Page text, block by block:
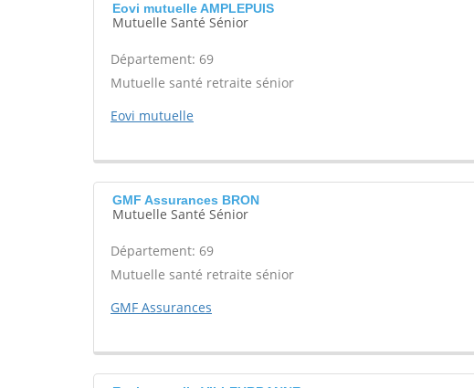
Eovi mutuelle AMPLEPUIS
Mutuelle Santé Sénior
Département: 69
Mutuelle santé retraite sénior
Eovi mutuelle
GMF Assurances BRON
Mutuelle Santé Sénior
Département: 69
Mutuelle santé retraite sénior
GMF Assurances